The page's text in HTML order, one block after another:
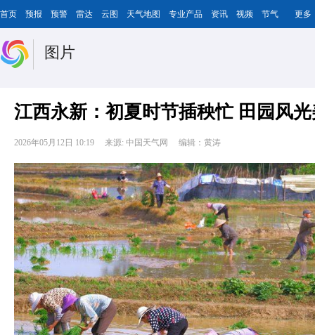
首页 预报 预警 雷达 云图 天气地图 专业产品 资讯 视频 节气 更多
图片
江西永新：初夏时节插秧忙 田园风
2026年05月12日 10:19 来源: 中国天气网 编辑：黄涛